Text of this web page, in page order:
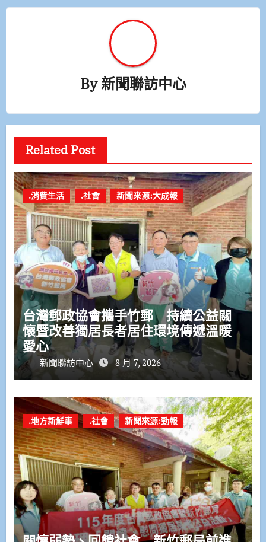
By新聞聯訪中心
Related Post
.消費生活 .社會 新聞來源:大成報
台灣郵政協會攜手竹郵 持續公益關
懷暨改善獨居長者居住環境傳遞溫暖
愛心
新聞聯訪中心 8 月 7, 2026
.地方新鮮事 .社會 新聞來源:勁報